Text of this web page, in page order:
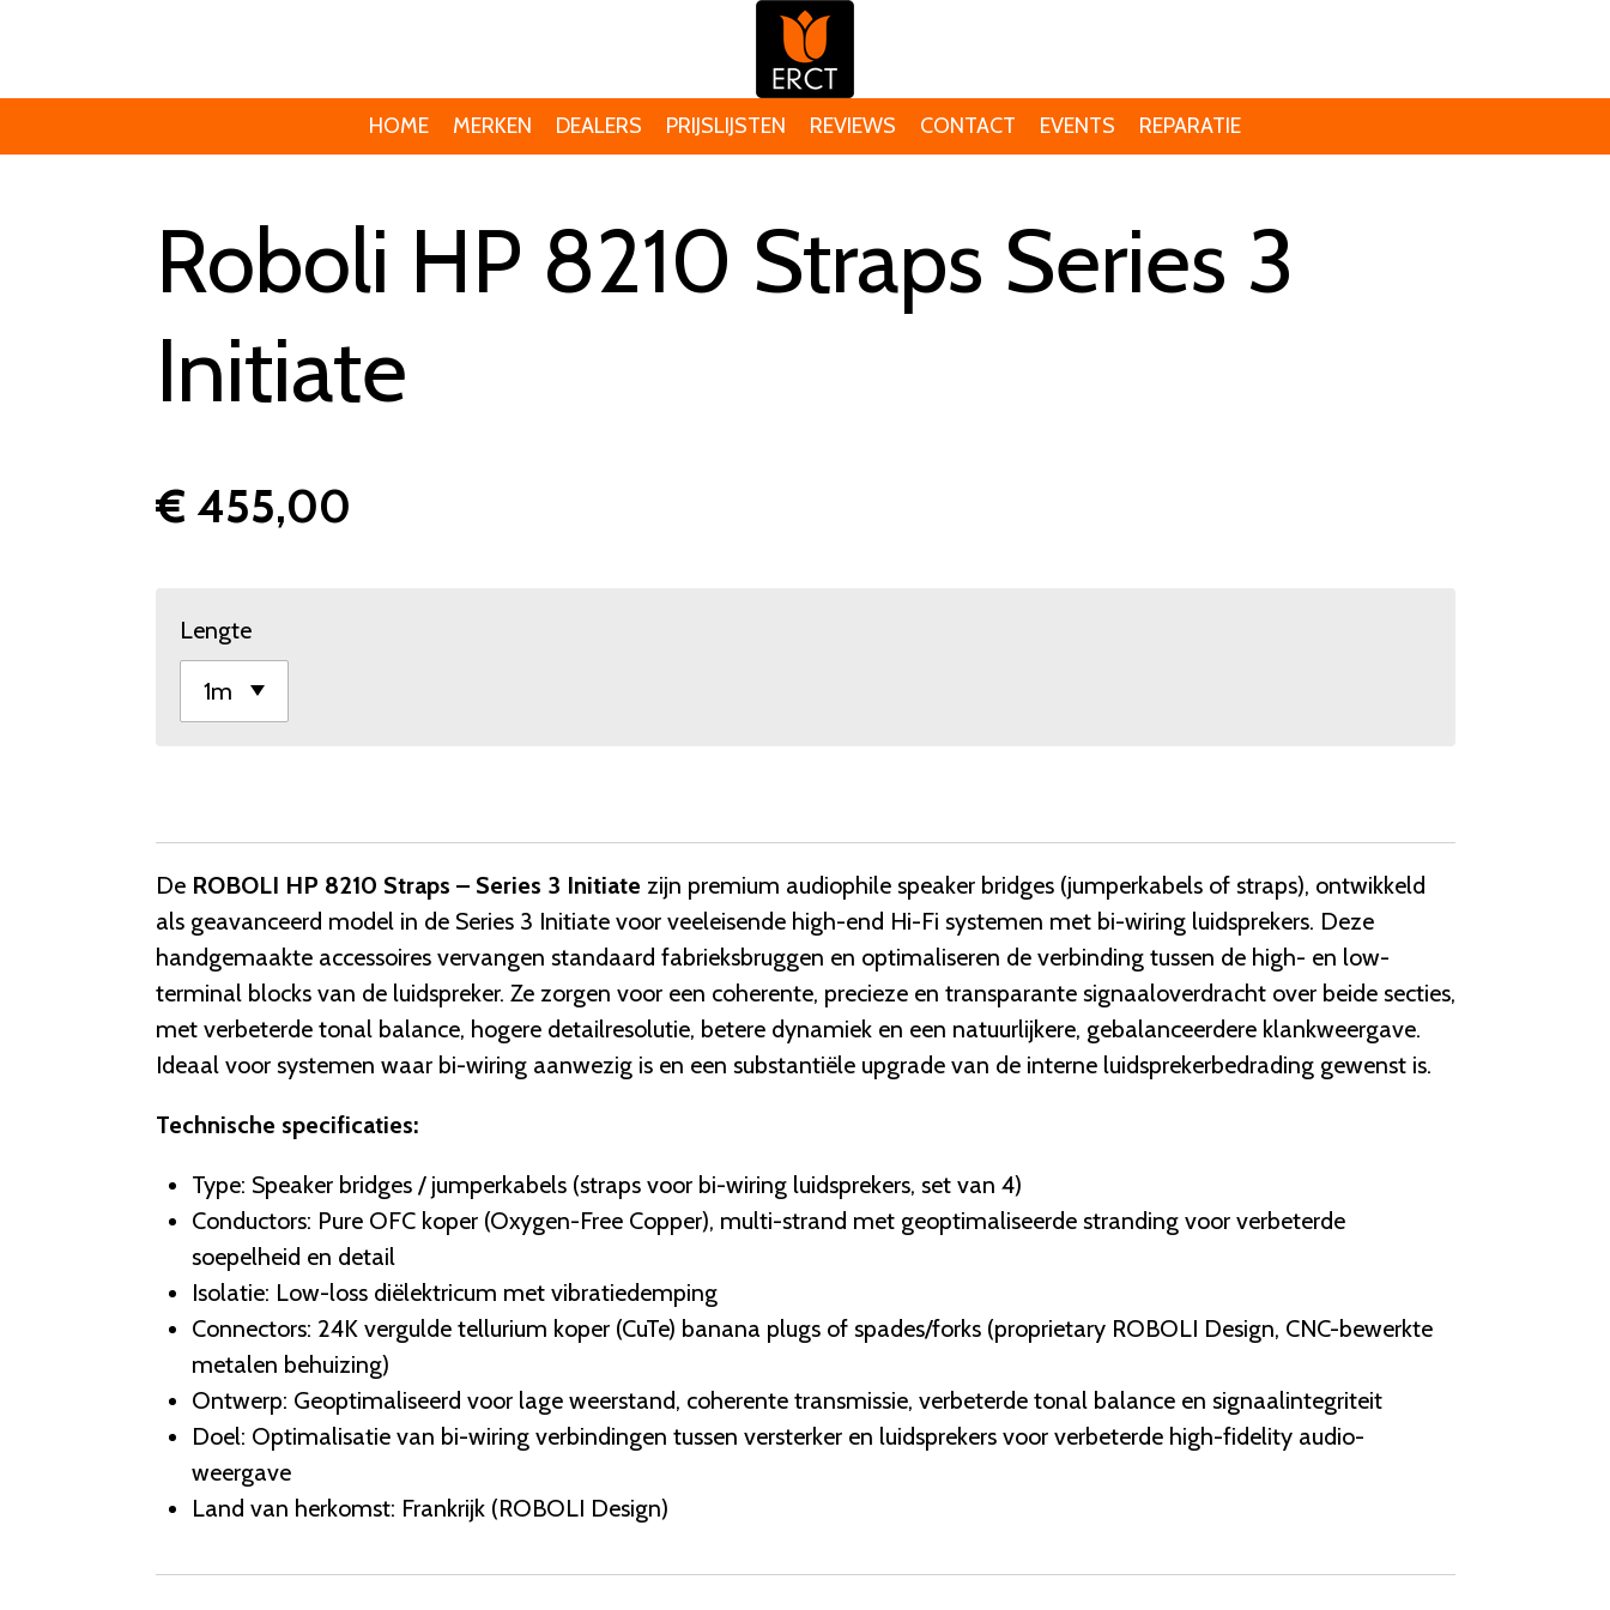
naar
HOME MERKEN DEALERS PRIJSLIJSTEN REVIEWS CONTACT EVENTS REPARATIE
Roboli HP 8210 Straps Series 3
Initiate
€ 455,00
Lengte
De ROBOLI HP 8210 Straps – Series 3 Initiate zijn premium audiophile speaker bridges (jumperkabels of straps), ontwikkeld
als geavanceerd model in de Series 3 Initiate voor veeleisende high-end Hi-Fi systemen met bi-wiring luidsprekers. Deze
handgemaakte accessoires vervangen standaard fabrieksbruggen en optimaliseren de verbinding tussen de high- en low-
terminal blocks van de luidspreker. Ze zorgen voor een coherente, precieze en transparante signaaloverdracht over beide secties,
met verbeterde tonal balance, hogere detailresolutie, betere dynamiek en een natuurlijkere, gebalanceerdere klankweergave.
Ideaal voor systemen waar bi-wiring aanwezig is en een substantiële upgrade van de interne luidsprekerbedrading gewenst is.
Technische specificaties:
Type: Speaker bridges / jumperkabels (straps voor bi-wiring luidsprekers, set van 4)
Conductors: Pure OFC koper (Oxygen-Free Copper), multi-strand met geoptimaliseerde stranding voor verbeterde
soepelheid en detail
Isolatie: Low-loss diëlektricum met vibratiedemping
Connectors: 24K vergulde tellurium koper (CuTe) banana plugs of spades/forks (proprietary ROBOLI Design, CNC-bewerkte
metalen behuizing)
Ontwerp: Geoptimaliseerd voor lage weerstand, coherente transmissie, verbeterde tonal balance en signaalintegriteit
Doel: Optimalisatie van bi-wiring verbindingen tussen versterker en luidsprekers voor verbeterde high-fidelity audio-
weergave
Land van herkomst: Frankrijk (ROBOLI Design)